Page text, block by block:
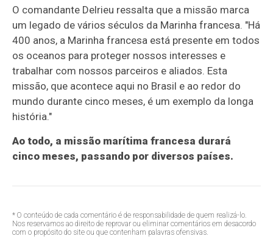
O comandante Delrieu ressalta que a missão marca
um legado de vários séculos da Marinha francesa. "Há
400 anos, a Marinha francesa está presente em todos
os oceanos para proteger nossos interesses e
trabalhar com nossos parceiros e aliados. Esta
missão, que acontece aqui no Brasil e ao redor do
mundo durante cinco meses, é um exemplo da longa
história."
Ao todo, a missão marítima francesa durará
cinco meses, passando por diversos países.
* O conteúdo de cada comentário é de responsabilidade de quem realizá-lo.
Nos reservamos ao direito de reprovar ou eliminar comentários em desacordo
com o propósito do site ou que contenham palavras ofensivas.